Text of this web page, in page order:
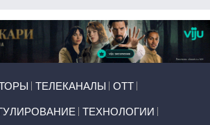
ТЕЛЕКАНАЛЫ ОТТ
ТЕХНОЛОГИИ